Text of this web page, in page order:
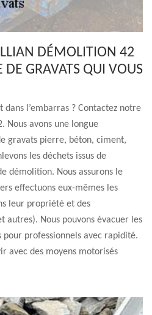
DÉMOLITION 42
DE GRAVATS QUI VOUS
dans l’embarras ? Contactez notre
Nous avons une longue
gravats pierre, béton, ciment,
les déchets issus de
démolition. Nous assurons le
effectuons eux-mêmes les
leur propriété et des
autres). Nous pouvons évacuer les
professionnels avec rapidité.
avec des moyens motorisés